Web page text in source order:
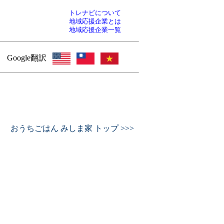
トレナビについて
地域応援企業とは
地域応援企業一覧
Google翻訳
おうちごはん みしま家 トップ >>>